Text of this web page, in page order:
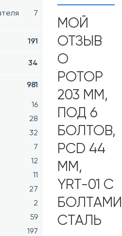
7
191
34
981
16
28
32
7
12
11
27
2
59
197
МОЙ
ОТЗЫВ
О
РОТОР
203 ММ,
ПОД 6
БОЛТОВ,
PCD 44
ММ,
YRT-01 С
СТАЛЬ